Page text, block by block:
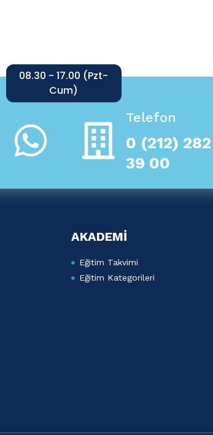
08.30 - 17.00 (Pzt-
Cum)
Telefon
0 (212) 282
39 00
AKADEMİ
Eğitim Takvimi
Eğitim Kategorileri